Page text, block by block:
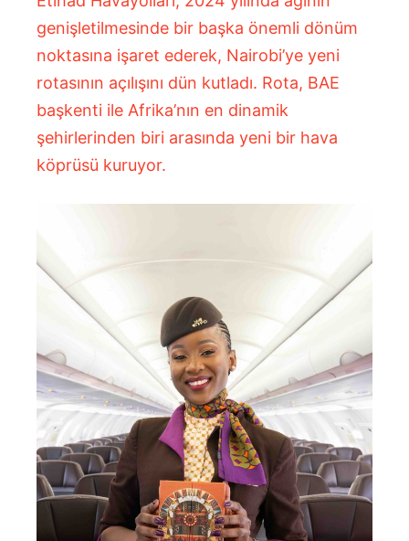
genişletilmesinde bir başka önemli dönüm
noktasına işaret ederek, Nairobi’ye yeni
rotasının açılışını dün kutladı. Rota, BAE
başkenti ile Afrika’nın en dinamik
şehirlerinden biri arasında yeni bir hava
köprüsü kuruyor.